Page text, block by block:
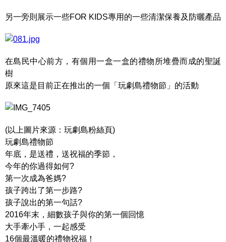
另一旁則展示一些FOR KIDS專用的一些清潔保養及防曬產品
在島民中心前方，有個用一盒一盒的禮物所堆疊而成的聖誕
樹
原來這是目前正在推出的一個「玩劇島禮物節」的活動
(以上圖片來源：玩劇島粉絲頁)
玩劇島禮物節
年底，是送禮，送祝福的季節，
今年的你過得如何?
第一次成為爸媽?
孩子跨出了第一步路?
孩子說出的第一句話?
2016年末，細數孩子與你的第一個回憶
大手牽小手，一起感受
16個最溫暖的禮物祝福！